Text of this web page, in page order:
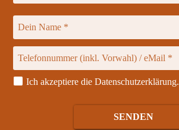
Ich akzeptiere dieDatenschutzerklärung.